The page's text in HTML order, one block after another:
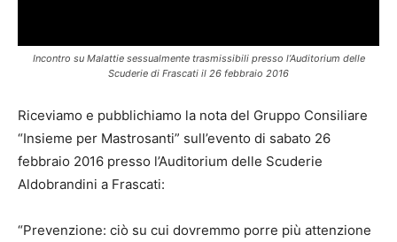
Incontro su Malattie sessualmente trasmissibili presso l’Auditorium delle
Scuderie di Frascati il 26 febbraio 2016
Riceviamo e pubblichiamo la nota del Gruppo Consiliare
“Insieme per Mastrosanti” sull’evento di sabato 26
febbraio 2016 presso l’Auditorium delle Scuderie
Aldobrandini a Frascati:
“Prevenzione: ciò su cui dovremmo porre più attenzione